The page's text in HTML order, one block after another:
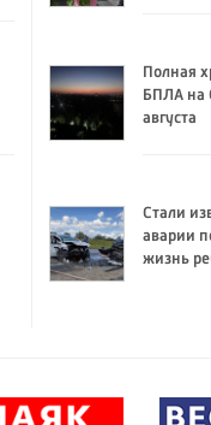
Полная
БПЛА на
августа
Стали
аварии
жизнь